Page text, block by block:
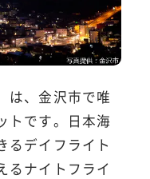
は、金沢市で唯
トです。日本海
るデイフライト
るナイトフライ